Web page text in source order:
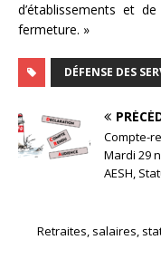
d’établissements et
fermeture. »
DÉFENSE DES
Compte-
Mardi 29
AESH,
Retraites, salaires,